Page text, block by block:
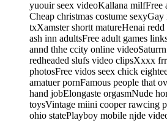
yuouir seex videoKallana milfFree
Cheap christmas costume
txXamster shortt matureHenai
ash inn adultsFree adult games
annd thhe ccity online
redheaded slufs video clipsXxxx
photosFree vidos seex chick
amatuer pornFamous people that
hand jobElongaste orgasmNude
toysVintage miini cooper rawcing
ohio statePlayboy mobile njde